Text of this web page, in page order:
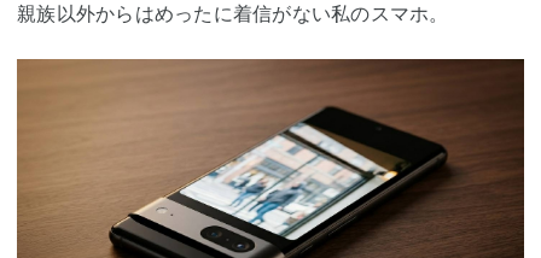
親族以外からはめったに着信がない私のスマホ。